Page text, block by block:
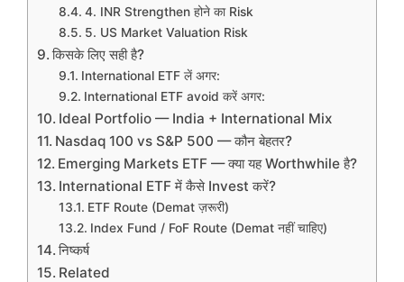
4. INR Strengthen होने का Risk
5. US Market Valuation Risk
किसके लिए सही है?
International ETF लें अगर:
International ETF avoid करें अगर:
Ideal Portfolio — India + International Mix
Nasdaq 100 vs S&P 500 — कौन बेहतर?
Emerging Markets ETF — क्या यह Worthwhile है?
International ETF में कैसे Invest करें?
ETF Route (Demat ज़रूरी)
Index Fund / FoF Route (Demat नहीं चाहिए)
निष्कर्ष
Related